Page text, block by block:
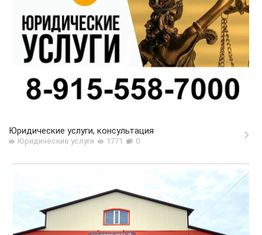
Юридические услуги, консультация
Юридические услуги 1771 0